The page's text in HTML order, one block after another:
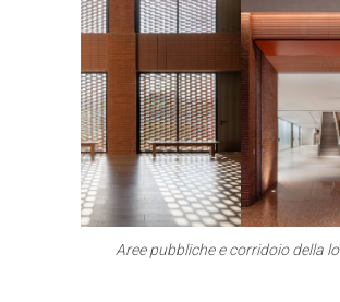
Aree pubbliche e corridoio della